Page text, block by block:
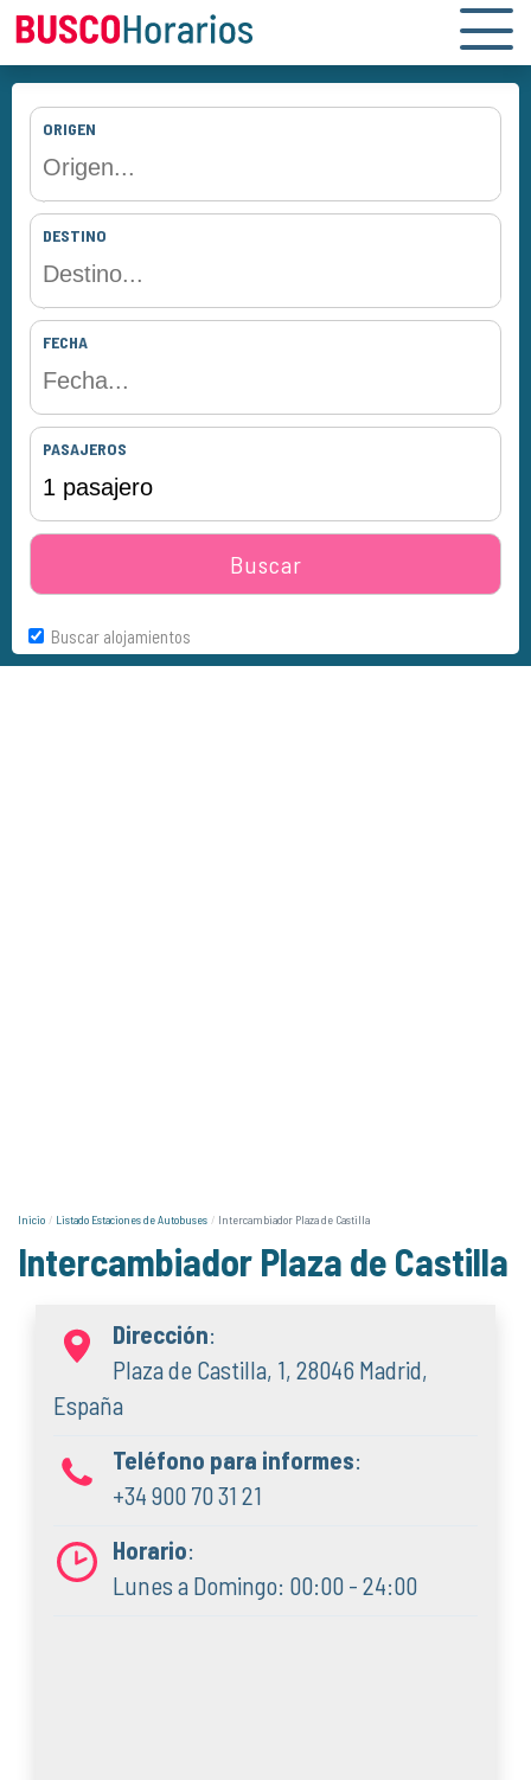
ORIGEN
DESTINO
FECHA
PASAJEROS
Buscar
Buscar alojamientos
Inicio Listado Estaciones de Autobuses Intercambiador Plaza de Castilla
Intercambiador Plaza de Castilla
Dirección:
Plaza de Castilla, 1, 28046 Madrid,
España
Teléfono para informes:
+34 900 70 31 21
Horario:
Lunes a Domingo: 00:00 - 24:00